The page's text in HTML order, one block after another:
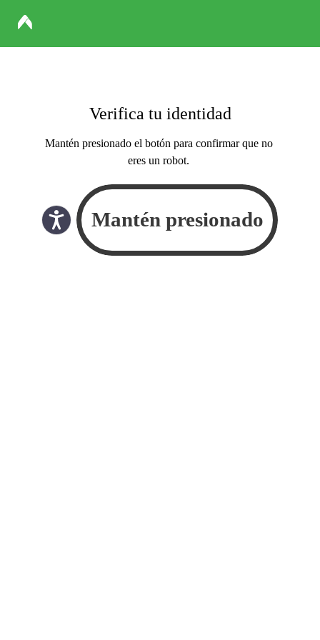
Verifica tu identidad
Mantén presionado el botón para confirmar que no
eres un robot.